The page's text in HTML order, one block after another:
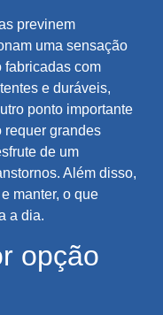
previnem
uma sensação
fabricadas com
e duráveis,
ponto importante
requer grandes
de um
Além disso,
manter, o que
a dia.
opção